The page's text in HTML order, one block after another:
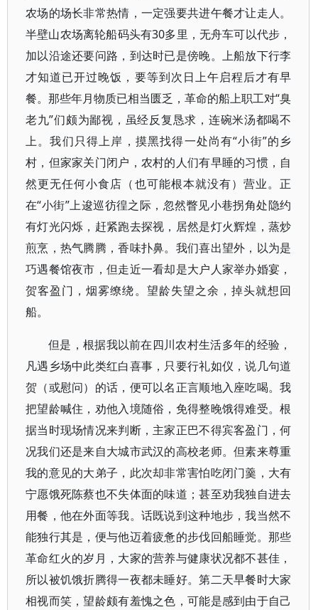
农场的场长非常热情，一定强要共进午餐才让走人。
半壁山农场离轮船码头有30多里，无舟车可以代步，
加以沿途还要问路，到达时已是傍晚。上船放下行李
才知道已开过晚饭，要等到次日上午启程后才有早
餐。那些年月物质已相当匮乏，革命的船上职工对“臭
老九”们颇为鄙视，虽经反复恳求，连碗米汤都喝不
上。我们只得上岸，摸黑找得一处尚有“小街”的乡
村，但家家关门闭户，农村的人们有早睡的习惯，自
然更无任何小食店（也可能根本就没有）营业。正
在“小街”上逡巡彷徨之际，忽然瞥见小巷拐角处隐约
有灯光闪烁，赶紧跑去探视，居然是灯火辉煌，蒸炒
煎烹，热气腾腾，香味扑鼻。我们喜出望外，以为是
巧遇餐馆夜市，但走近一看却是大户人家举办婚宴，
贺客盈门，烟雾缭绕。望龄失望之余，掉头就想回
船。
但是，根据我以前在四川农村生活多年的经验，
凡遇乡场中此类红白喜事，只要行礼如仪，说几句道
贺（或慰问）的话，便可以名正言顺地入座吃喝。我
把望龄喊住，劝他入境随俗，免得整晚饿得难受。根
据当时现场情况来判断，主家正巴不得宾客盈门，何
况我们还是来自大城市武汉的高校老师。但素来尊重
我的意见的大弟子，此次却非常害怕吃闭门羹，大有
宁愿饿死陈蔡也不失体面的味道；甚至劝我独自进去
用餐，他在外面等我。话既说到这种地步，我当然不
能独行其是，便与他迈着疲惫的步伐回船睡觉。那些
革命红火的岁月，大家的营养与健康状况都不甚佳，
所以被饥饿折腾得一夜都未睡好。第二天早餐时大家
相视而笑，望龄颇有羞愧之色，可能是感到由于自己